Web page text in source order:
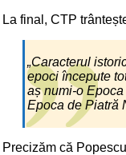
La final, CTP
„Caracterul
epoci începute
aș numi-o
Epoca de Piatră
Precizăm că